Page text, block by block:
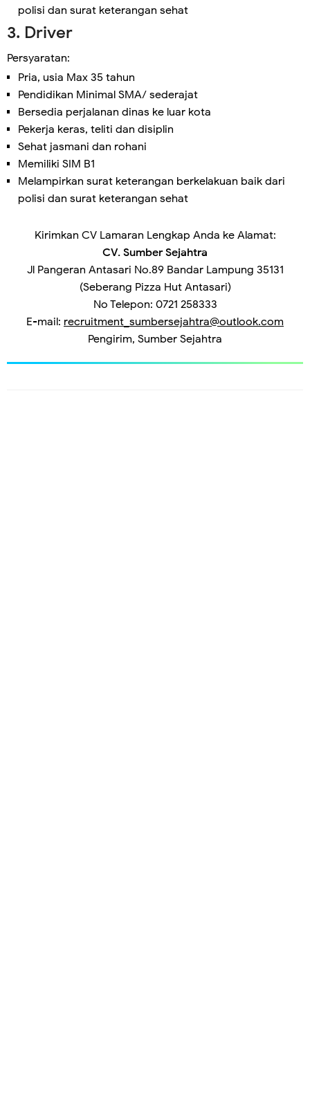
polisi dan surat keterangan sehat
3. Driver
Persyaratan:
Pria, usia Max 35 tahun
Pendidikan Minimal SMA/ sederajat
Bersedia perjalanan dinas ke luar kota
Pekerja keras, teliti dan disiplin
Sehat jasmani dan rohani
Memiliki SIM B1
Melampirkan surat keterangan berkelakuan baik dari
polisi dan surat keterangan sehat
Kirimkan CV Lamaran Lengkap Anda ke Alamat:
CV. Sumber Sejahtra
Jl Pangeran Antasari No.89 Bandar Lampung 35131
(Seberang Pizza Hut Antasari)
No Telepon: 0721 258333
E-mail: recruitment_sumbersejahtra@outlook.com
Pengirim, Sumber Sejahtra